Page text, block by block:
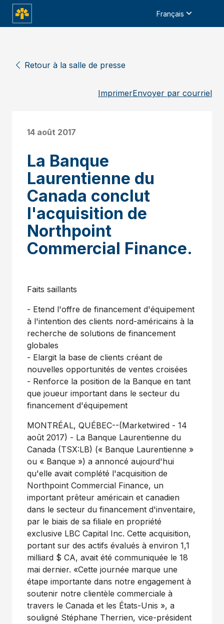
Français
Retour à la salle de presse
ImprimerEnvoyer par courriel
14 août 2017
La Banque
Laurentienne du
Canada conclut
l'acquisition de
Northpoint
Commercial Finance.
Faits saillants
- Etend l'offre de financement d'équipement
à l'intention des clients nord-américains à la
recherche de solutions de financement
globales
- Elargit la base de clients créant de
nouvelles opportunités de ventes croisées
- Renforce la position de la Banque en tant
que joueur important dans le secteur du
financement d'équipement
MONTRÉAL, QUÉBEC--(Marketwired - 14
août 2017) - La Banque Laurentienne du
Canada (TSX:LB) (« Banque Laurentienne »
ou « Banque ») a annoncé aujourd'hui
qu'elle avait complété l'acquisition de
Northpoint Commercial Finance, un
important prêteur américain et canadien
dans le secteur du financement d'inventaire,
par le biais de sa filiale en propriété
exclusive LBC Capital Inc. Cette acquisition,
portant sur des actifs évalués à environ 1,1
milliard $ CA, avait été communiquée le 18
mai dernier. «Cette journée marque une
étape importante dans notre engagement à
soutenir notre clientèle commerciale à
travers le Canada et les États-Unis », a
souligné Stéphane Therrien, vice-président